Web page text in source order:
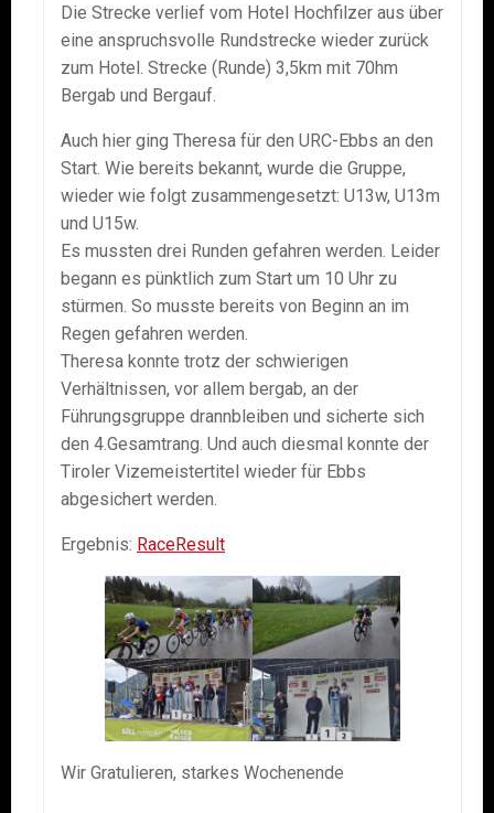
Die Strecke verlief vom Hotel Hochfilzer aus über
eine anspruchsvolle Rundstrecke wieder zurück
zum Hotel. Strecke (Runde) 3,5km mit 70hm
Bergab und Bergauf.
Auch hier ging Theresa für den URC-Ebbs an den
Start. Wie bereits bekannt, wurde die Gruppe,
wieder wie folgt zusammengesetzt: U13w, U13m
und U15w.
Es mussten drei Runden gefahren werden. Leider
begann es pünktlich zum Start um 10 Uhr zu
stürmen. So musste bereits von Beginn an im
Regen gefahren werden.
Theresa konnte trotz der schwierigen
Verhältnissen, vor allem bergab, an der
Führungsgruppe drannbleiben und sicherte sich
den 4.Gesamtrang. Und auch diesmal konnte der
Tiroler Vizemeistertitel wieder für Ebbs
abgesichert werden.
Ergebnis: RaceResult
Wir Gratulieren, starkes Wochenende